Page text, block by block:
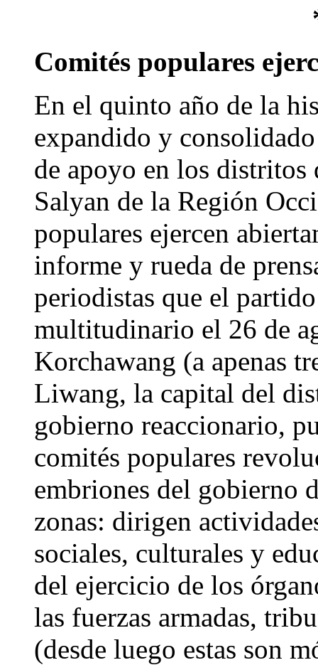
Comités populares
En el quinto año de la
expandido y
de apoyo en los
Salyan de la Región
populares ejercen
informe y rueda de
periodistas que el
multitudinario el 26 de
Korchawang (a apenas
Liwang, la capital del
gobierno reaccionario,
comités populares
embriones del gobierno
zonas: dirigen
sociales, culturales y
del ejercicio de los
las fuerzas armadas,
(desde luego estas son